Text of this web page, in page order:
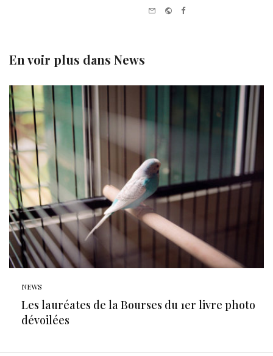
Website
Facebook
En voir plus dans News
NEWS
Les lauréates de la Bourses du 1er livre photo
dévoilées